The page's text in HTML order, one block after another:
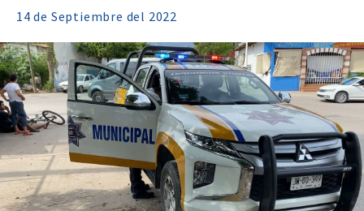
14 de Septiembre del 2022